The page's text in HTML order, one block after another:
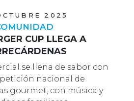
2025
CUP LLEGA A
se llena de sabor con
nacional de
gourmet, con música y